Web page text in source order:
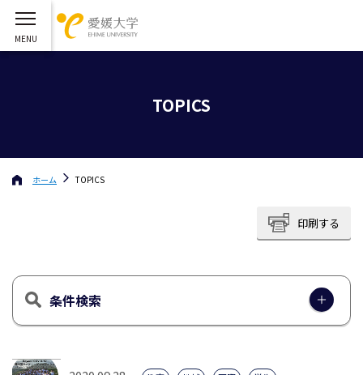
TOPICS
ホーム TOPICS
印刷する
条件検索